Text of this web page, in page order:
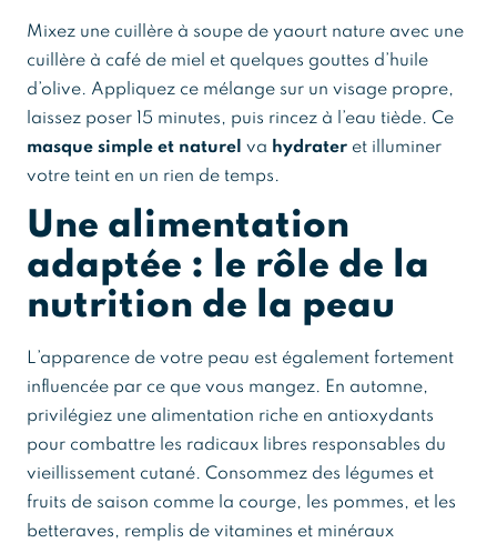
Mixez une cuillère à soupe de yaourt nature avec une
cuillère à café de miel et quelques gouttes d’huile
d’olive. Appliquez ce mélange sur un visage propre,
laissez poser 15 minutes, puis rincez à l’eau tiède. Ce
masque simple et naturel va hydrater et illuminer
votre teint en un rien de temps.
Une alimentation
adaptée : le rôle de la
nutrition de la peau
L’apparence de votre peau est également fortement
influencée par ce que vous mangez. En automne,
privilégiez une alimentation riche en antioxydants
pour combattre les radicaux libres responsables du
vieillissement cutané. Consommez des légumes et
fruits de saison comme la courge, les pommes, et les
betteraves, remplis de vitamines et minéraux